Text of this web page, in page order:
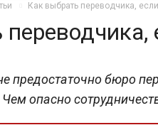
Как выбрать переводчика,
предостаточно бюро
опасно